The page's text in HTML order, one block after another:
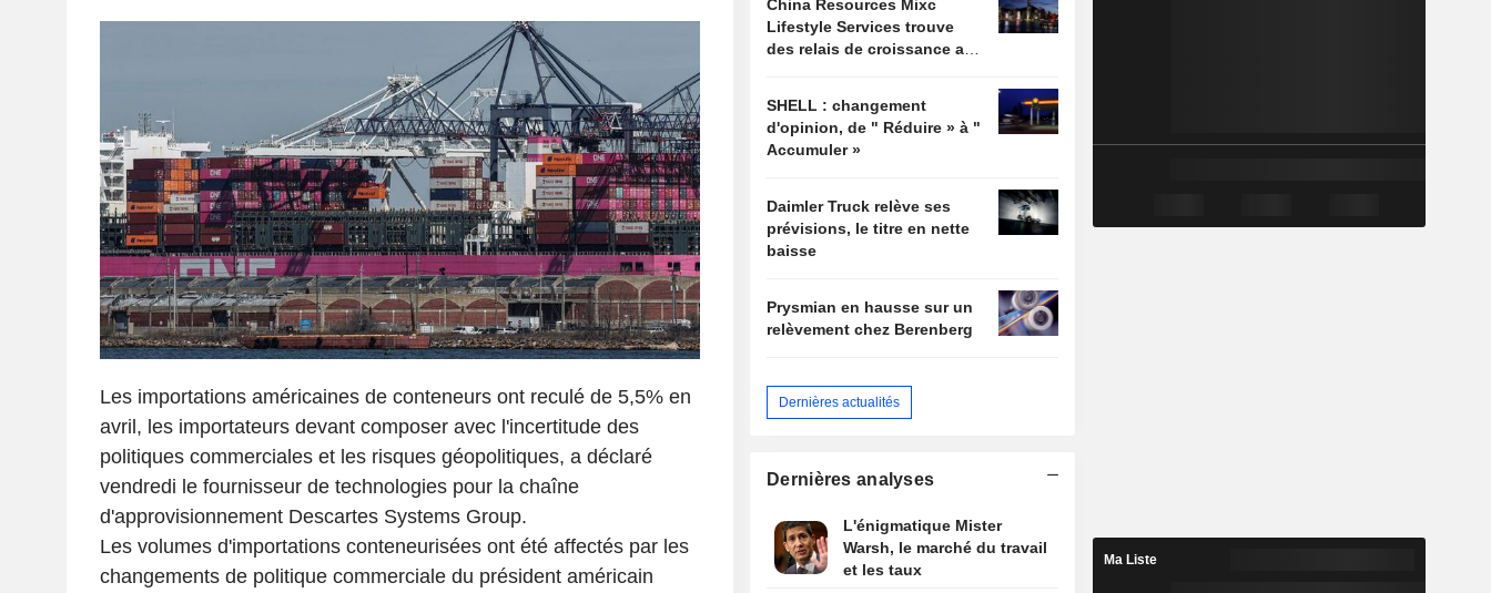
Les importations américaines de conteneurs ont reculé de 5,5% en
avril, les importateurs devant composer avec l'incertitude des
politiques commerciales et les risques géopolitiques, a déclaré
vendredi le fournisseur de technologies pour la chaîne
d'approvisionnement Descartes Systems Group.
Les volumes d'importations conteneurisées ont été affectés par les
changements de politique commerciale du président américain
China Resources Mixc
Lifestyle Services trouve
des relais de croissance au-
SHELL : changement
d'opinion, de " Réduire » à "
Accumuler »
Daimler Truck relève ses
prévisions, le titre en nette
baisse
Prysmian en hausse sur un
relèvement chez Berenberg
Dernières actualités
Dernières analyses
L'énigmatique Mister
Warsh, le marché du travail
et les taux
Ma Liste